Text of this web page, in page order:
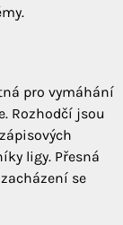
pro vymáhání
Rozhodčí jsou
ligy. Přesná
se